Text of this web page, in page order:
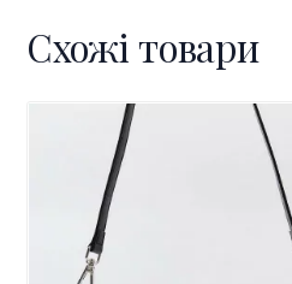
Схожі товари